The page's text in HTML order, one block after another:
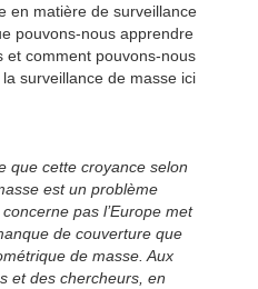
en matière de surveillance
pouvons-nous apprendre
et comment pouvons-nous
surveillance de masse ici
que cette croyance selon
est un problème
pas l’Europe met
de couverture que
de masse. Aux
et des chercheurs, en